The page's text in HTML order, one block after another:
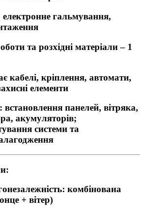
електронне гальмування,
та розхідні матеріали– 1
кабелі, кріплення, автомати,
елементи
встановлення панелей, вітряка,
акумуляторів;
системи та
комбінована
+ вітер)